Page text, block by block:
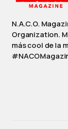
N.A.C.O.
Organization.
más cool de la